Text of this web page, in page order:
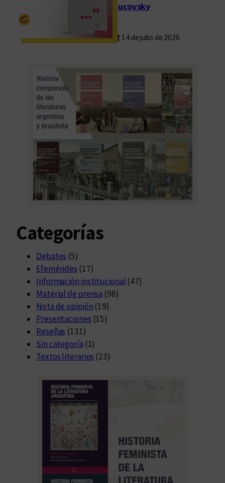
Rucovsky
14 de julio de 2026
Categorías
Debates (5)
Efemérides (17)
Información institucional (47)
Material de prensa (98)
Nota de opinión (19)
Presentaciones (15)
Reseñas (131)
Sin categoría (1)
Textos literarios (23)